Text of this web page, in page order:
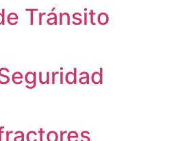
Tránsito